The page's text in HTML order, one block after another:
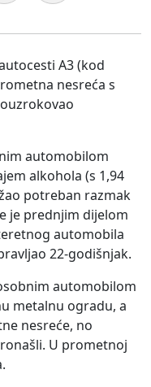
A3 (kod
nesreća s
automobilom
alkohola (s 1,94
potreban razmak
je prednjim dijelom
automobila
22-godišnjak.
automobilom
metalnu ogradu, a
nesreće, no
U prometnoj